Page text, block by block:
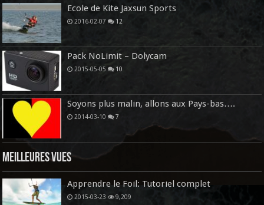
Ecole de Kite Jaxsun Sports
2016-02-07 12
Pack NoLimit – Dolycam
2015-05-05 10
Soyons plus malin, allons aux Pays-bas….
2014-03-10 7
Meilleures vues
Apprendre le Foil: Tutoriel complet
2015-03-23 9,209